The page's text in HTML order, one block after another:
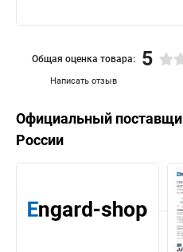
Написать отзыв
Общая оценка товара: 5
Официальный
России